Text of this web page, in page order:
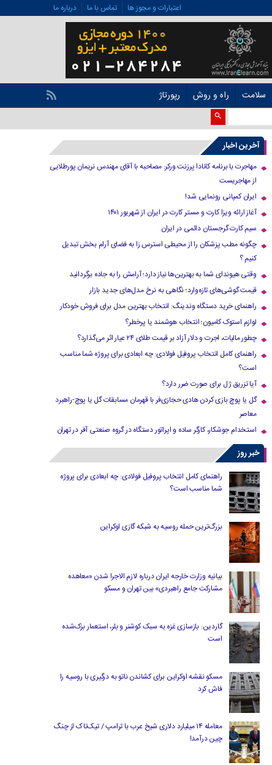
اعتبارات و مجوز ها تماس با ما درباره ما
سلامت راه و روش رپورتاژ
آخرین اخبار
مهاجرت با برنامه کانادا پرزنت ورکر: مصاحبه با آقای مهندس نریمان پورطلایی
از مهاجریست
ایران کمپانی رونمایی شد!
آغاز ارائه ویزا کارت و مستر کارت در ایران از شهریور ۱۴۰۱
سیم کارت گرجستان دائمی در ایران
چگونه مطب پزشکان را از محیطی استرس زا به فضای آرام بخش تبدیل
کنیم ؟
وقتی هیوندای شما به بهترین‌ها نیاز دارد؛ آرامش را به جاده برگردانید
قیمت گوشی‌های تازه‌وارد؛ نگاهی به نرخ مدل‌های جدید بازار
راهنمای خرید دستگاه وندینگ: انتخاب بهترین مدل برای فروش خودکار
لوازم استوک کامیون؛ انتخاب هوشمند یا پرخطر؟
چطور مالیات، اجرت و دلار آزاد بر قیمت طلای ۲۴ عیار اثر می‌گذارد؟
راهنمای کامل انتخاب پروفیل فولادی: چه ابعادی برای پروژه شما مناسب
است؟
آیا تزریق ژل برای صورت ضرر دارد​؟
گل یا پوچ بازی کردن هادی حجازی‌فر با قهرمان مسابقات گل یا پوچ-راهبرد
معاصر
استخدام جوشکار، کارگر ساده و اپراتور دستگاه در گروه صنعتی آفر در تهران
خبر روز
راهنمای کامل انتخاب پروفیل فولادی: چه ابعادی برای پروژه
شما مناسب است؟
بزرگ‌ترین حمله روسیه به شبکه گازی اوکراین
بیانیه وزارت خارجه ایران درباره لازم‌ الاجرا شدن «معاهده
مشارکت جامع راهبردی» بین تهران و مسکو
گاردین: بازسازی غزه به سبک کوشنر و بلر، استعمار بزک‌شده
است
مسکو نقشه اوکراین برای کشاندن ناتو به درگیری با روسیه را
فاش کرد
معامله ۱۴ میلیارد دلاری شیخ عرب با ترامپ / تیک‌تاک از چنگ
چین درآمد!